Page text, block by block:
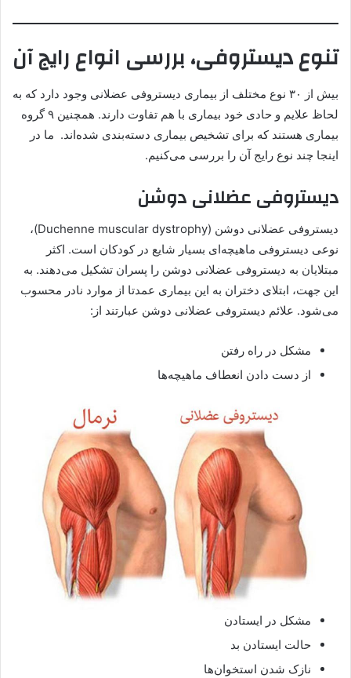
تنوع دیستروفی، بررسی انواع رایج آن
بیش از ۳۰ نوع مختلف از بیماری دیستروفی عضلانی وجود دارد که به
لحاظ علایم و حادی خود بیماری با هم تفاوت دارند. همچنین ۹ گروه
بیماری هستند که برای تشخیص بیماری دسته‌بندی شده‌اند. ما در
اینجا چند نوع رایج آن را بررسی می‌کنیم.
دیستروفی عضلانی دوشن
دیستروفی عضلانی دوشن (Duchenne muscular dystrophy)،
نوعی دیستروفی ماهیچه‌ای بسیار شایع در کودکان است. اکثر
مبتلایان به دیستروفی عضلانی دوشن را پسران تشکیل می‌دهند. به
این جهت، ابتلای دختران به این بیماری عمدتا از موارد نادر محسوب
می‌شود. علائم دیستروفی عضلانی دوشن عبارتند از:
مشکل در راه رفتن
از دست دادن انعطاف ماهیچه‌ها
مشکل در ایستادن
حالت ایستادن بد
نازک شدن استخوان‌ها